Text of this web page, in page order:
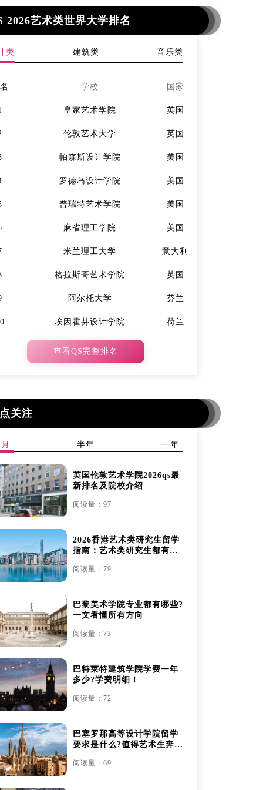
2026艺术类世界大学排名
类 建筑类 音乐类
学校 国家
皇家艺术学院 英国
伦敦艺术大学 英国
帕森斯设计学院 美国
罗德岛设计学院 美国
普瑞特艺术学院 美国
麻省理工学院 美国
米兰理工大学 意大利
格拉斯哥艺术学院 英国
阿尔托大学 芬兰
埃因霍芬设计学院 荷兰
查看QS完整排名
关注
半年 一年
英国伦敦艺术学院2026qs最
新排名及院校介绍
阅读量：97
2026香港艺术类研究生留学
指南：艺术类研究生都有哪
阅读量：79
巴黎美术学院专业都有哪些?
一文看懂所有方向
阅读量：73
巴特莱特建筑学院学费一年
多少?学费明细！
阅读量：72
巴塞罗那高等设计学院留学
要求是什么?值得艺术生奔赴
阅读量：69